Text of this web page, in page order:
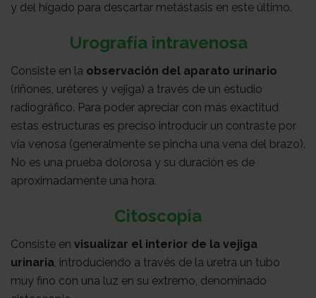
y del hígado para descartar metástasis en este último.
Urografía intravenosa
Consiste en la observación del aparato urinario
(riñones, uréteres y vejiga) a través de un estudio
radiográfico. Para poder apreciar con más exactitud
estas estructuras es preciso introducir un contraste por
vía venosa (generalmente se pincha una vena del brazo).
No es una prueba dolorosa y su duración es de
aproximadamente una hora.
Citoscopia
Consiste en visualizar el interior de la vejiga
urinaria, introduciendo a través de la uretra un tubo
muy fino con una luz en su extremo, denominado